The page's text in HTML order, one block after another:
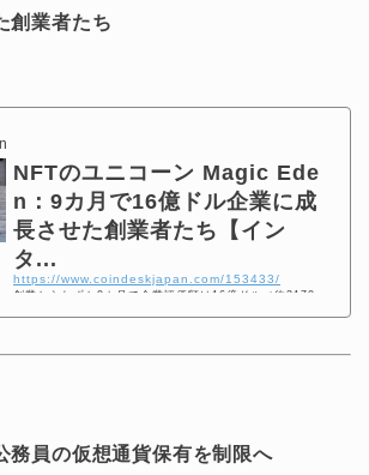
創業者たち
NFTのユニコーン Magic Ede
n：9カ月で16億ドル企業に成
長させた創業者たち【イン
タ...
https://www.coindeskjapan.com/153433/
創業からわずか9カ月で企業評価額は16億ドル（約2170
億円）に膨れ、NFT業界のユニコーンと化したのがサン
務員の仮想通貨保有を制限へ